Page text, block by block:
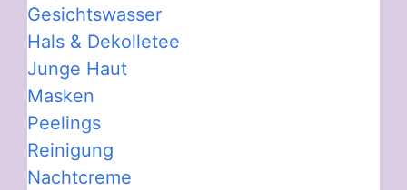
Gesichtswasser
Hals & Dekolletee
Junge Haut
Masken
Peelings
Reinigung
Nachtcreme